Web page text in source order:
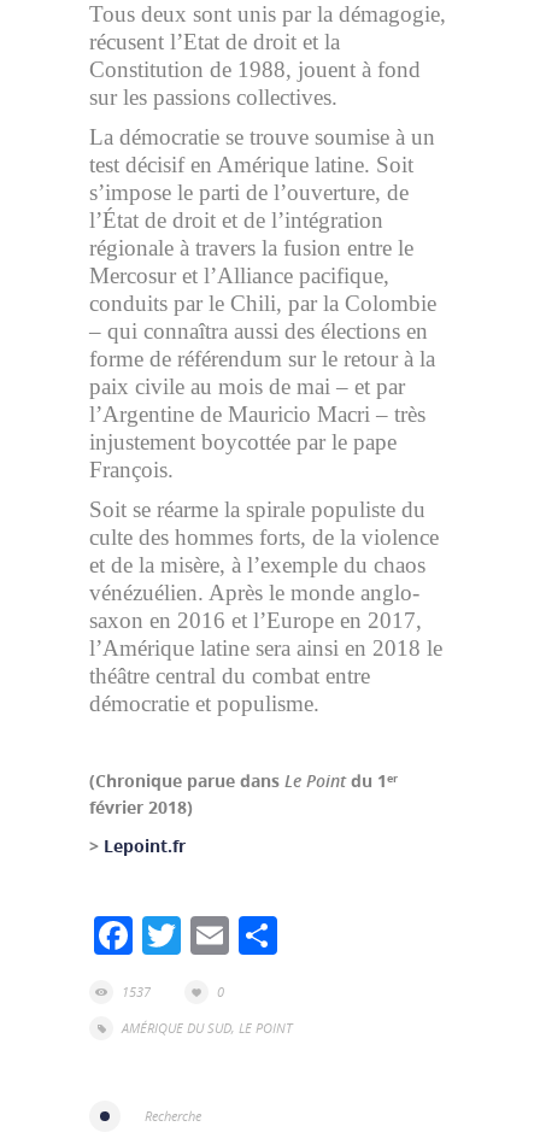
Tous deux sont unis par la démagogie,
récusent l’Etat de droit et la
Constitution de 1988, jouent à fond
sur les passions collectives.
La démocratie se trouve soumise à un
test décisif en Amérique latine. Soit
s’impose le parti de l’ouverture, de
l’État de droit et de l’intégration
régionale à travers la fusion entre le
Mercosur et l’Alliance pacifique,
conduits par le Chili, par la Colombie
– qui connaîtra aussi des élections en
forme de référendum sur le retour à la
paix civile au mois de mai – et par
l’Argentine de Mauricio Macri – très
injustement boycottée par le pape
François.
Soit se réarme la spirale populiste du
culte des hommes forts, de la violence
et de la misère, à l’exemple du chaos
vénézuélien. Après le monde anglo-
saxon en 2016 et l’Europe en 2017,
l’Amérique latine sera ainsi en 2018 le
théâtre central du combat entre
démocratie et populisme.
(Chronique parue dans Le Pointdu 1er
février 2018)
> Lepoint.fr
Facebook
TwitterEmail
1537
0
AMÉRIQUE DU SUD, LE POINT
Recherche